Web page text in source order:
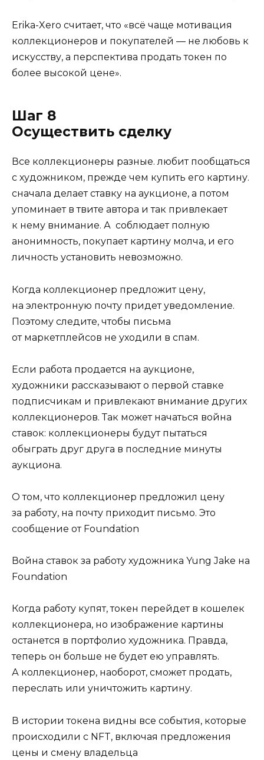
Erika-Xero считает, что «всё чаще мотивация
коллекционеров и покупателей — не любовь к
искусству, а перспектива продать токен по
более высокой цене».
Шаг 8
Осуществить сделку
Все коллекционеры разные. любит пообщаться
с художником, прежде чем купить его картину.
сначала делает ставку на аукционе, а потом
упоминает в твите автора и так привлекает
к нему внимание. А соблюдает полную
анонимность, покупает картину молча, и его
личность установить невозможно.
Когда коллекционер предложит цену,
на электронную почту придет уведомление.
Поэтому следите, чтобы письма
от маркетплейсов не уходили в спам.
Если работа продается на аукционе,
художники рассказывают о первой ставке
подписчикам и привлекают внимание других
коллекционеров. Так может начаться война
ставок: коллекционеры будут пытаться
обыграть друг друга в последние минуты
аукциона.
О том, что коллекционер предложил цену
за работу, на почту приходит письмо. Это
сообщение от Foundation
Война ставок за работу художника Yung Jake на
Foundation
Когда работу купят, токен перейдет в кошелек
коллекционера, но изображение картины
останется в портфолио художника. Правда,
теперь он больше не будет ею управлять.
А коллекционер, наоборот, сможет продать,
переслать или уничтожить картину.
В истории токена видны все события, которые
происходили с NFT, включая предложения
цены и смену владельца